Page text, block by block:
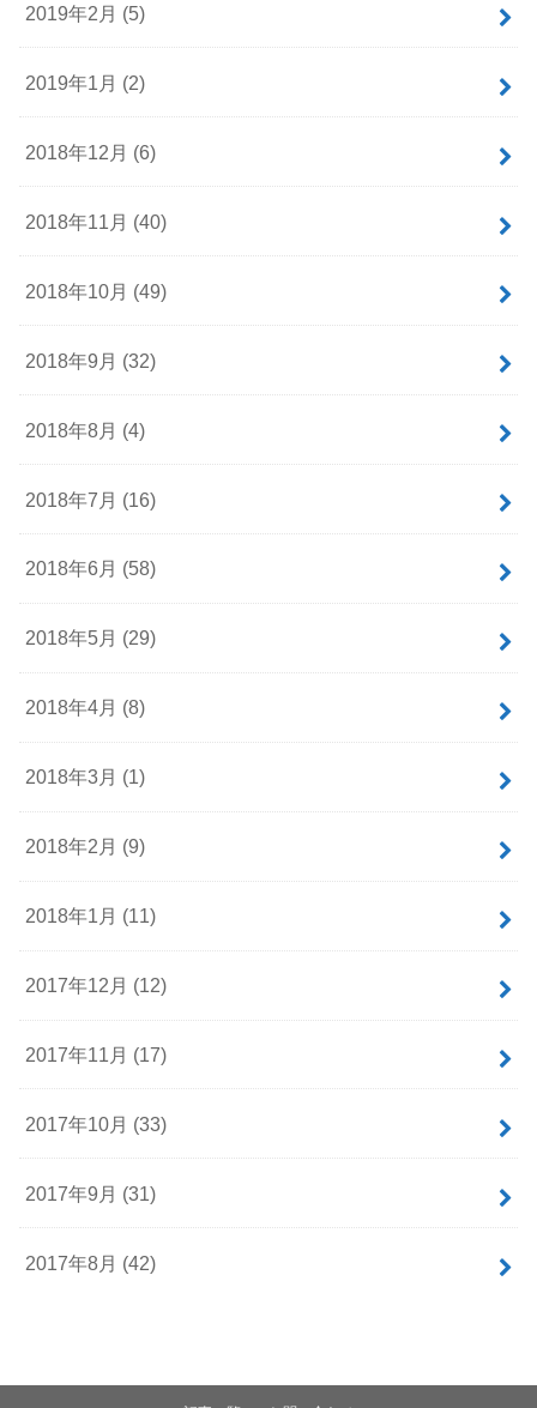
2019年2月 (5)
2019年1月 (2)
2018年12月 (6)
2018年11月 (40)
2018年10月 (49)
2018年9月 (32)
2018年8月 (4)
2018年7月 (16)
2018年6月 (58)
2018年5月 (29)
2018年4月 (8)
2018年3月 (1)
2018年2月 (9)
2018年1月 (11)
2017年12月 (12)
2017年11月 (17)
2017年10月 (33)
2017年9月 (31)
2017年8月 (42)